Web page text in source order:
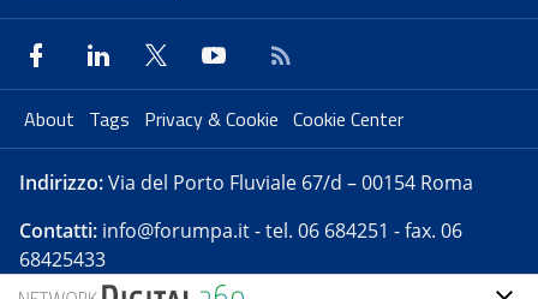
About Tags Privacy & Cookie Cookie Center
Indirizzo:Via del Porto Fluviale 67/d – 00154 Roma
Contatti: info@forumpa.it- tel. 06 684251 - fax. 06
68425433